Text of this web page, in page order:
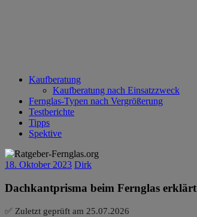
Kaufberatung
Kaufberatung nach Einsatzzweck
Fernglas-Typen nach Vergrößerung
Testberichte
Tipps
Spektive
18. Oktober 2023 Dirk
Dachkantprisma beim Fernglas erklärt
✅ Zuletzt geprüft am 25.07.2026